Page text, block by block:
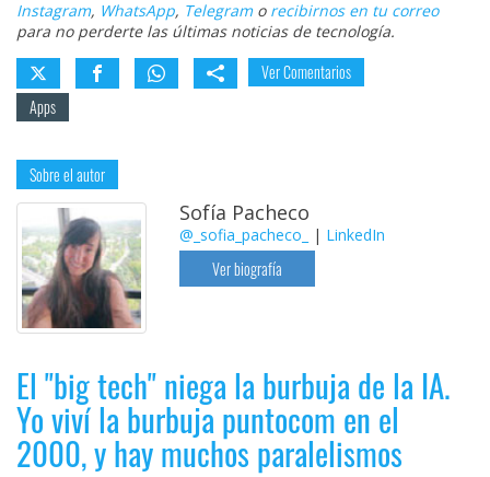
Instagram, WhatsApp, Telegramo recibirnos en tu correo
para no perderte las últimas noticias de tecnología.
Ver Comentarios
Apps
Sobre el autor
Sofía Pacheco
@_sofia_pacheco_ | LinkedIn
Ver biografía
El "big tech" niega la burbuja de la IA.
Yo viví la burbuja puntocom en el
2000, y hay muchos paralelismos